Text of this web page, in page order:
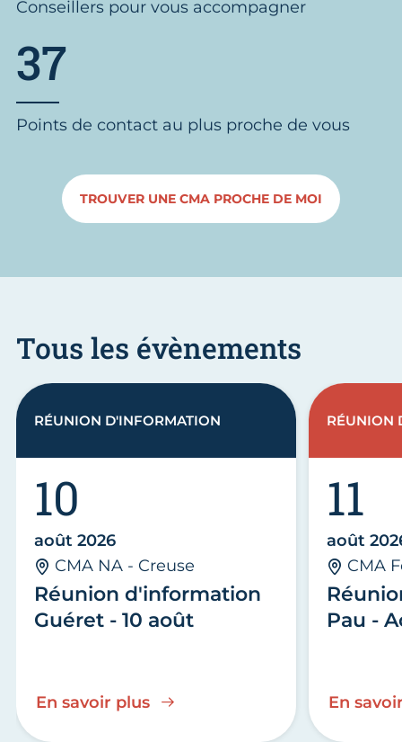
Conseillers pour vous accompagner
37
Points de contact au plus proche de vous
TROUVER UNE CMA PROCHE DE MOI
Tous les évènements
Réunion d'information
Guéret - 10 août
10
août 2026
CMA NA - Creuse
En savoir plus
RÉUNION D'INFORMATION
Pau -
11
août
CMA
En
RÉUNION